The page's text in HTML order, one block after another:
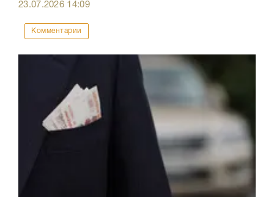
23.07.2026 14:09
Комментарии